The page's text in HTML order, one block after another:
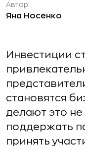
Автор:
Яна Носенко
Инвестиции
становятся
делают это
поддержать
принять